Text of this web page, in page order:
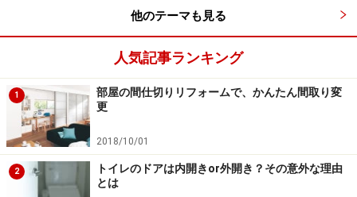
築10年前後のリフォームのポイント
築10年程度まで何も手を入れないでいると、はっきり劣
化がわかるのが屋外の木部や鉄部です。表面だけでなく
中まで腐食しているケースも少なくありません。
表面だけなら塗り替えだけで済むものが、腐食が進んで
しまうと修繕に多額の費用が掛かってしまいます。早め
にチェックし、お手入れをしておきましょう。
他のテーマも見る
人気記事ランキング
1
部屋の間仕切りリフォームで、かんたん間取り変
更
2018/10/01
2
トイレのドアは内開きor外開き？その意外な理由
とは